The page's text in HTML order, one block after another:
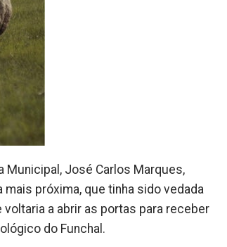
Municipal, José Carlos Marques,
próxima, que tinha sido vedada
a abrir as portas para receber
do Funchal.